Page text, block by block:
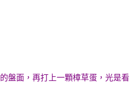
盤面，再打上一顆樟草蛋，光是看